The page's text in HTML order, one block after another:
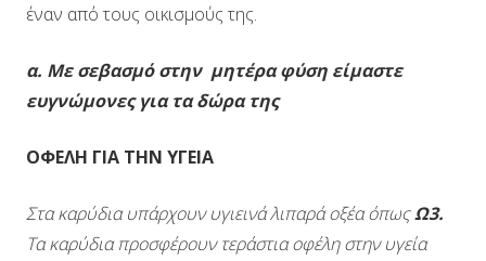
έναν από τους οικισμούς της.
α. Με σεβασμό στην μητέρα φύση είμαστε
ευγνώμονες για τα δώρα της
ΟΦΕΛΗ ΓΙΑ ΤΗΝ ΥΓΕΙΑ
Στα καρύδια υπάρχουν υγιεινά λιπαρά οξέα όπωςΩ3.
Τα καρύδια προσφέρουν τεράστια οφέλη στην υγεία